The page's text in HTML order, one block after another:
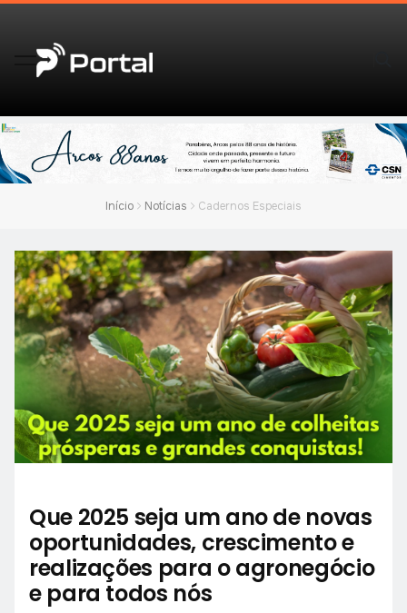
Início Notícias Cadernos Especiais
Que 2025 seja um ano de novas
oportunidades, crescimento e
realizações para o agronegócio
e para todos nós